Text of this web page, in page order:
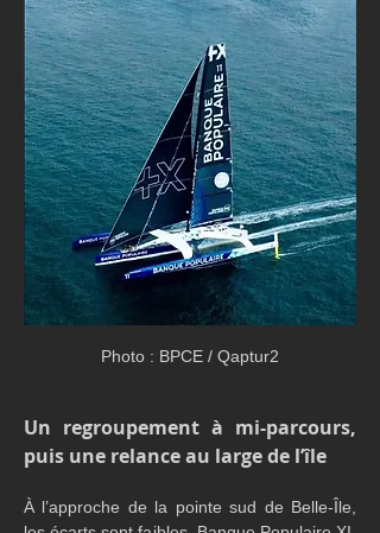
Photo : BPCE / Qaptur2
Un regroupement à mi-parcours,
puis une relance au large de l’île
À l’approche de la pointe sud de Belle-Île,